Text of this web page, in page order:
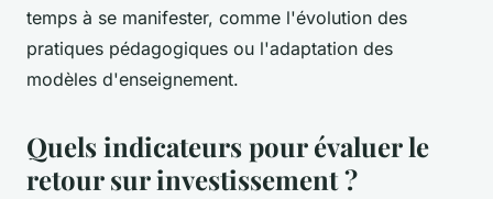
temps à se manifester, comme l'évolution des
pratiques pédagogiques ou l'adaptation des
modèles d'enseignement.
Quels indicateurs pour évaluer le
retour sur investissement ?